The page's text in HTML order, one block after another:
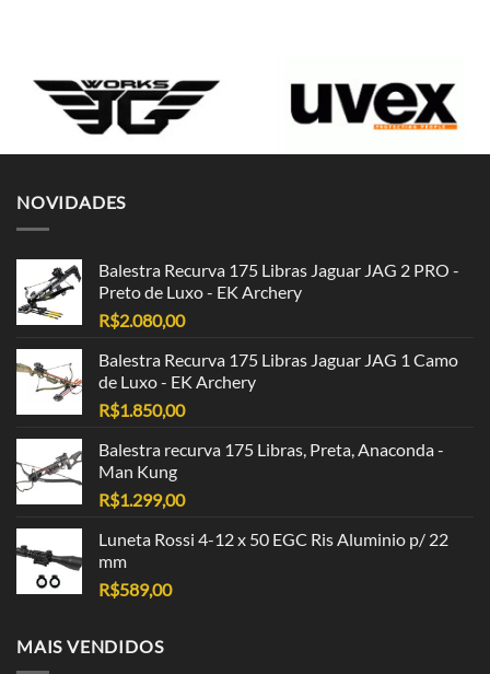
NOVIDADES
Balestra Recurva 175 Libras Jaguar JAG 2 PRO -
Preto de Luxo - EK Archery
R$2.080,00
Balestra Recurva 175 Libras Jaguar JAG 1 Camo
de Luxo - EK Archery
R$1.850,00
Balestra recurva 175 Libras, Preta, Anaconda -
Man Kung
R$1.299,00
Luneta Rossi 4-12 x 50 EGC Ris Aluminio p/ 22
mm
R$589,00
MAIS VENDIDOS